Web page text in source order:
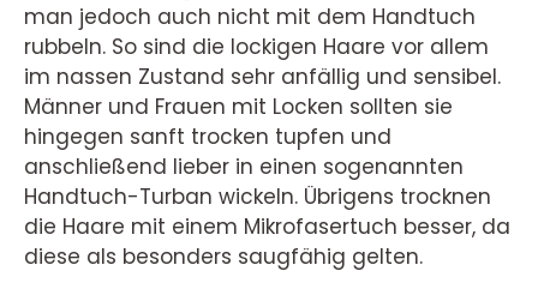
man jedoch auch nicht mit dem Handtuch
rubbeln. So sind die lockigen Haare vor allem
im nassen Zustand sehr anfällig und sensibel.
Männer und Frauen mit Locken sollten sie
hingegen sanft trocken tupfen und
anschließend lieber in einen sogenannten
Handtuch-Turban wickeln. Übrigens trocknen
die Haare mit einem Mikrofasertuch besser, da
diese als besonders saugfähig gelten.